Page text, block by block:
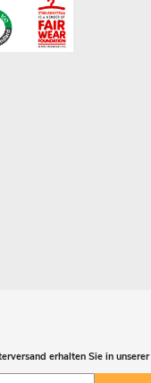
erhalten Sie in unserer